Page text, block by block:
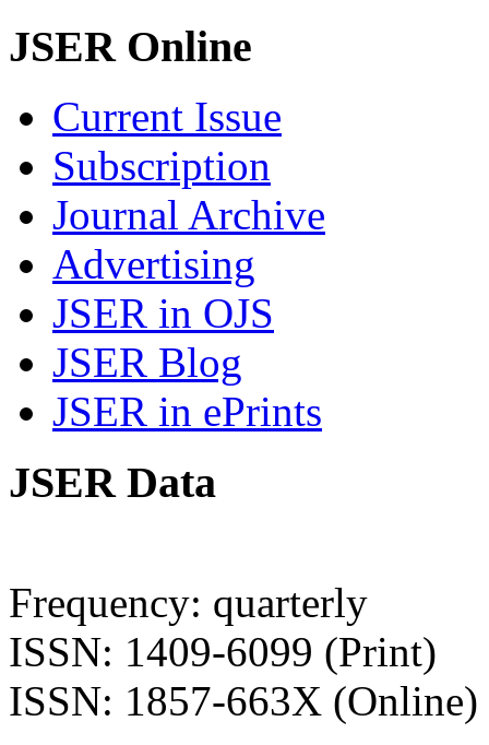
JSER Online
Current Issue
Subscription
Journal Archive
Advertising
JSER in OJS
JSER Blog
JSER in ePrints
JSER Data
Frequency: quarterly
ISSN: 1409-6099 (Print)
ISSN: 1857-663X (Online)